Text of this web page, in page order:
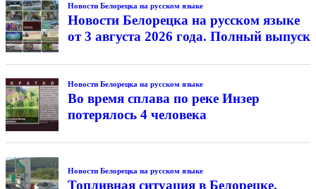
Новости Белорецка на русском языке
Новости Белорецка на русском языке
от 3 августа 2026 года. Полный выпуск
Новости Белорецка на русском языке
Во время сплава по реке Инзер
потерялось 4 человека
Новости Белорецка на русском языке
Топливная ситуация в Белорецке.